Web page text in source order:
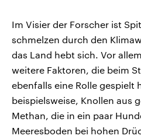
Im Visier der Forscher ist
schmelzen durch den
das Land hebt sich. Vor
weitere Faktoren, die beim
ebenfalls eine Rolle gespielt
beispielsweise, Knollen aus
Methan, die in ein paar
Meeresboden bei hohen